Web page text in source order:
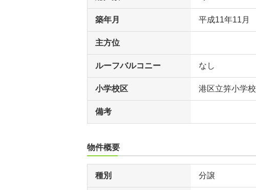
築年月 平成11年11月
主方位
ルーフバルコニー なし
小学校区 港区立笄小学校
備考
物件概要
種別 分譲